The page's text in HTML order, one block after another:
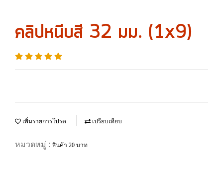
คลิปหนีบสี 32 มม. (1x9)
เพิ่มรายการโปรด เปรียบเทียบ
หมวดหมู่ : สินค้า 20 บาท